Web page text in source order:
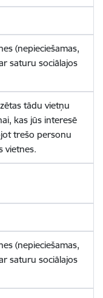
(nepieciešamas,
saturu sociālajos
tādu vietņu
kas jūs interesē
trešo personu
vietnes.
(nepieciešamas,
saturu sociālajos